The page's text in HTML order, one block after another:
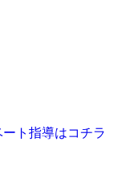
ト指導はコチラ